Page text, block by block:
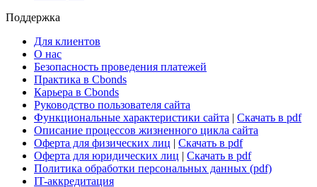
Поддержка
Для клиентов
О нас
Безопасность проведения платежей
Практика в Cbonds
Карьера в Cbonds
Руководство пользователя сайта
Функциональные характеристики сайта | Скачать в pdf
Описание процессов жизненного цикла сайта
Оферта для физических лиц | Скачать в pdf
Оферта для юридических лиц | Скачать в pdf
Политика обработки персональных данных (pdf)
IT-аккредитация